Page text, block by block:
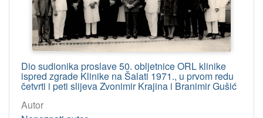
Dio sudionika proslave 50. obljetnice ORL klinike
ispred zgrade Klinike na Šalati 1971., u prvom redu
četvrti i peti slijeva Zvonimir Krajina i Branimir Gušić
Autor